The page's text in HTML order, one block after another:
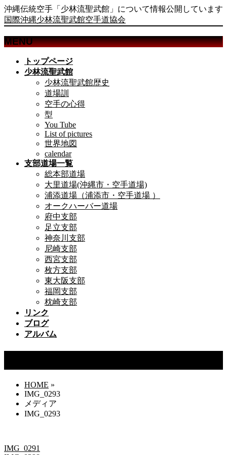
沖縄伝統空手「少林流聖武館」について情報公開しています
国際沖縄少林流聖武館空手道協会
MENU
トップページ
少林流聖武館
少林流聖武館歴史
道場訓
空手の心得
型
You Tube
List of pictures
世界地図
calendar
支部道場一覧
総本部道場
大里道場(沖縄市・空手道場)
浦添道場（浦添市・空手道場 ）
オークハーバー道場
府中支部
足立支部
神奈川支部
尼崎支部
西宮支部
枚方支部
東大阪支部
福岡支部
枕崎支部
リンク
ブログ
アルバム
HOME »
IMG_0293
メディア
IMG_0293
IMG_0291